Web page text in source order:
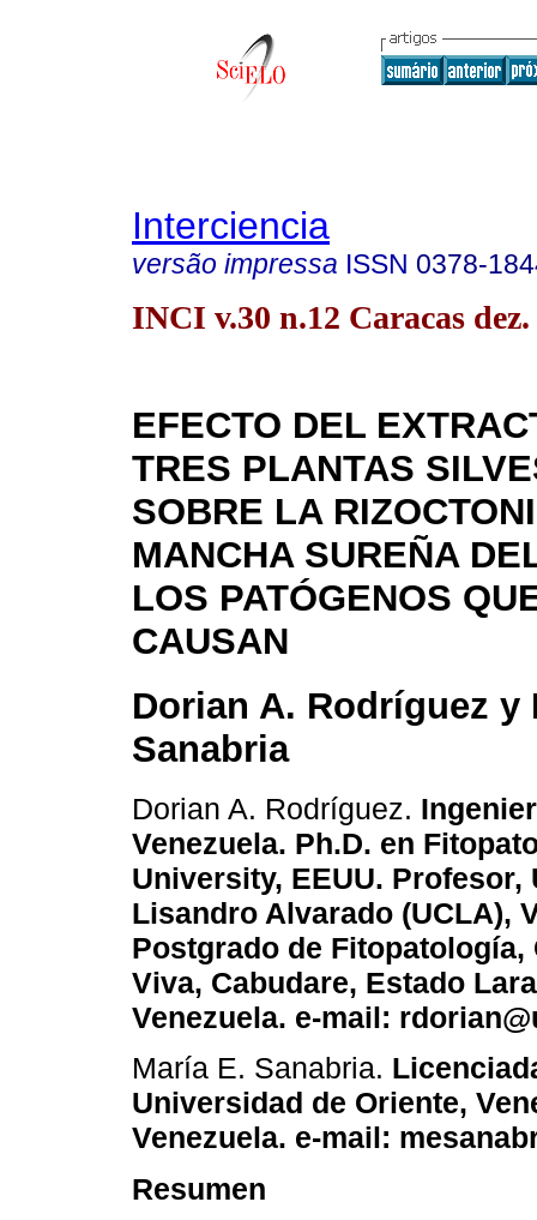
Interciencia
versão impressa ISSN 0378-
INCI v.30 n.12 Caracas dez.
EFECTO DEL
TRES PLANTAS
SOBRE LA
MANCHA SUREÑA
LOS PATÓGENOS
CAUSAN
Dorian A. Rodríguez y
Sanabria
Dorian A. Rodríguez.
Venezuela. Ph.D. en
University, EEUU.
Lisandro Alvarado (UCLA),
Postgrado de Fitopatología,
Viva, Cabudare, Estado
Venezuela. e-mail:
María E. Sanabria.
Universidad de Oriente,
Venezuela. e-mail:
Resumen